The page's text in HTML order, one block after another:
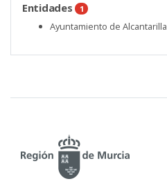
Entidades 1
Ayuntamiento de Alcantarilla